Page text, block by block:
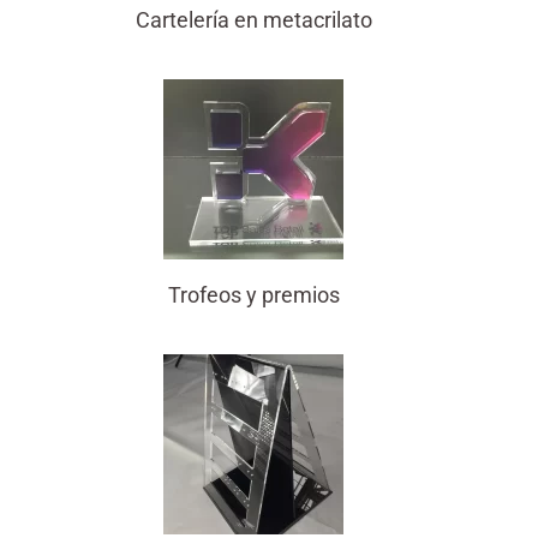
Cartelería en metacrilato
Trofeos y premios